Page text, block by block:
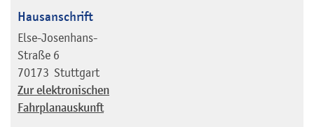
Hausanschrift
Else-Josenhans-
Straße 6
70173 Stuttgart
Zur elektronischen
Fahrplanauskunft